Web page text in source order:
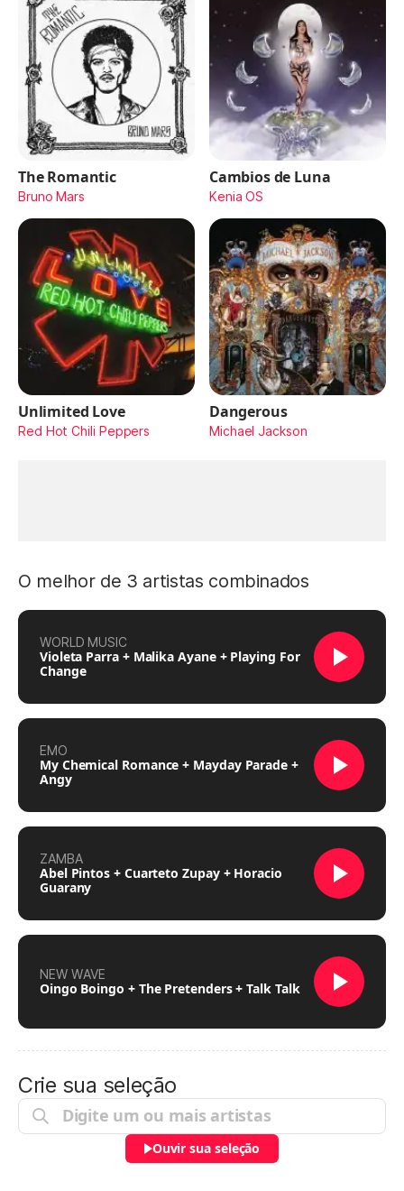
The Romantic
Bruno Mars
Cambios de Luna
Kenia OS
Unlimited Love
Red Hot Chili Peppers
Dangerous
Michael Jackson
O melhor de 3 artistas combinados
WORLD MUSIC
Violeta Parra + Malika Ayane + Playing For
Change
EMO
My Chemical Romance + Mayday Parade +
Angy
ZAMBA
Abel Pintos + Cuarteto Zupay + Horacio
Guarany
NEW WAVE
Oingo Boingo + The Pretenders + Talk Talk
Crie sua seleção
Ouvir sua seleção